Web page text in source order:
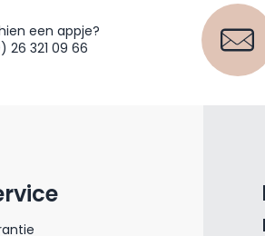
een appje?
26 321 09 66